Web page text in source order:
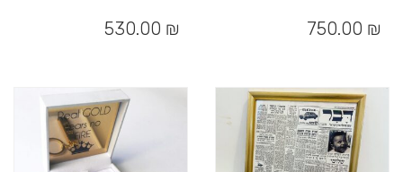
זה 530.00 ₪
750.00 ₪